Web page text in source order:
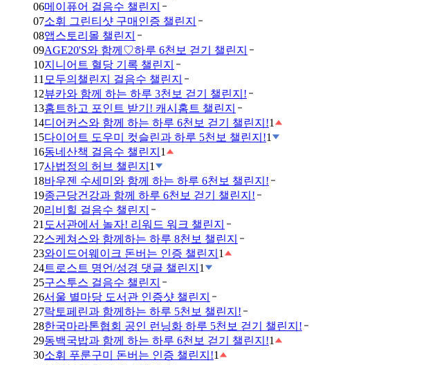
06메이퓨어 걸음수 챌린지
07소휘 그린티샷 구매인증 챌린지
08앱스토리몰 챌린지
09AGE20'S와 함께♡하루 6천보 걷기 챌린지
10지니어트 혈당 기록 챌린지
11 모두의챌린지 걸음수 챌린지
12뷰카와 함께 하는 하루 3천보 걷기 챌린지!
13홈트하고 포인트 받기! 캐시홈트 챌린지
14디어커스와 함께 하는 하루 6천보 걷기 챌린지!1
15다이어트 도우미 컷슬린과 하루 5천보 챌린지!1
16동네산책 걸음수 챌린지 1
17사법정의 허브 챌린지 1
18바우젠 수세미와 함께 하는 하루 6천보 챌린지!
19종근당건강과 함께 하루 6천보 걷기 챌린지!
20리비힐 걸음수 챌린지
21 도서관에서 놀자! 리워드 워크 챌린지
22스케쳐스와 함께하는 하루 8천보 챌린지
23와이드어웨이크 돈버는 인증 챌린지 1
24트로스트 명언/성경 댓글 챌린지 1
25구스투스 걸음수 챌린지
26서울 별마당 도서관 인증샷 챌린지
27락토페린과 함께하는 하루 5천보 챌린지!
28한국마라톤협회 공인 런닝화 하루 5천보 걷기 챌린지!
29동백국밥과 함께 하는 하루 6천보 걷기 챌린지!1
30소휘 푸룬구미 돈버는 인증 챌린지!1